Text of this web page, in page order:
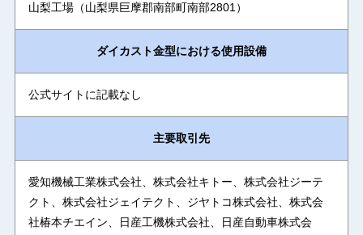
山梨工場（山梨県巨摩郡南部町南部2801）
ダイカスト金型における使用設備
公式サイトに記載なし
主要取引先
愛知機械工業株式会社、株式会社キトー、株式会社ジーテ
クト、株式会社ジェイテクト、ジヤトコ株式会社、株式会
社椿本チエイン、日産工機株式会社、日産自動車株式会